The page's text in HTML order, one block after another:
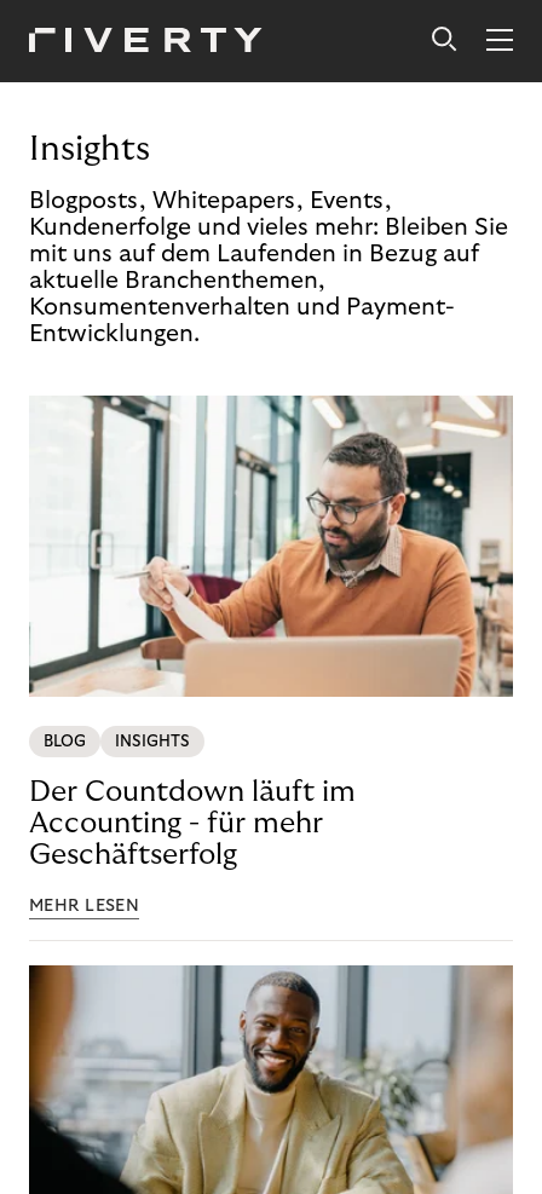
Insights
Blogposts, Whitepapers, Events,
Kundenerfolge und vieles mehr: Bleiben Sie
mit uns auf dem Laufenden in Bezug auf
aktuelle Branchenthemen,
Konsumentenverhalten und Payment-
Entwicklungen.
BLOG INSIGHTS
Der Countdown läuft im
Accounting - für mehr
Geschäftserfolg
MEHR LESEN